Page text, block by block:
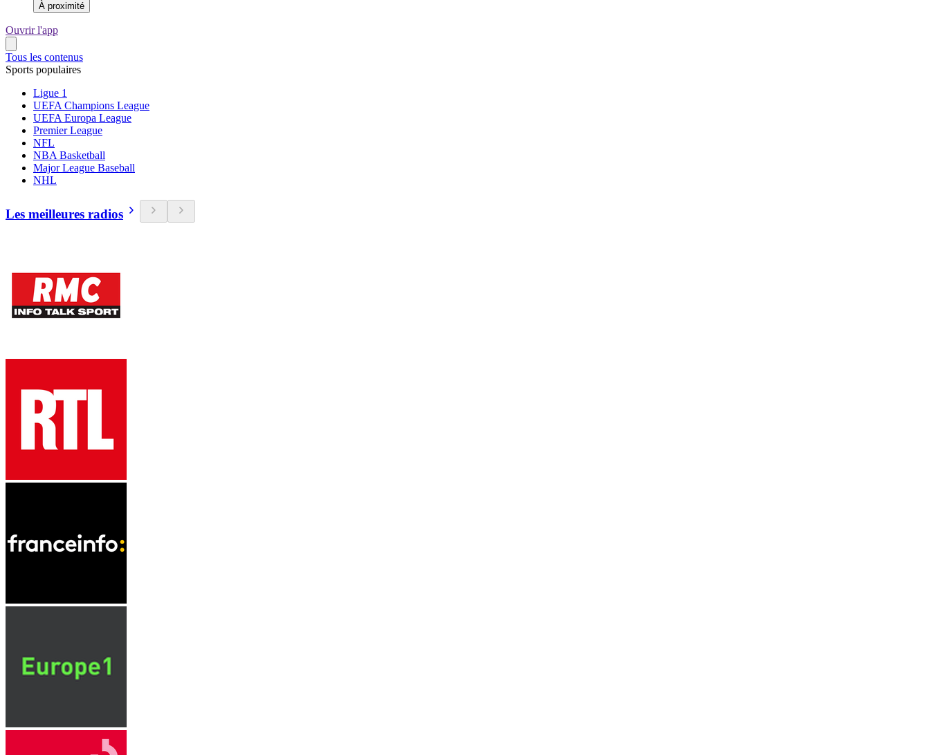
À proximité
Ouvrir l'app
Tous les contenus
Sports populaires
Ligue 1
UEFA Champions League
UEFA Europa League
Premier League
NFL
NBA Basketball
Major League Baseball
NHL
Les meilleures radios